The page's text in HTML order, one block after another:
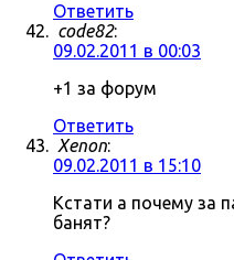
Ответить
code82:
09.02.2011 в 00:03
+1 за форум
Ответить
Xenon:
09.02.2011 в 15:10
Кстати а почему за
банят?